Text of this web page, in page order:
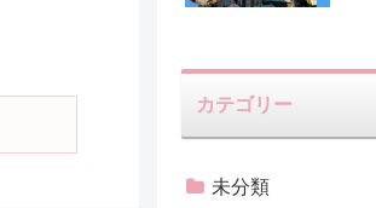
カテゴリー
未分類